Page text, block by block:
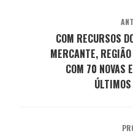
COM RECURSOS
MERCANTE,
COM 70 NOVAS